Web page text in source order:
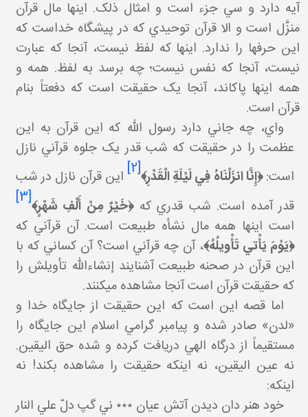
آيه دارد و سي جزء است و امثال ذلک. اينها مال قرآن
منزَّل است و الا قرآن توحيدي که در پيشگاه خداست که
اين حرف ها را ندارد. اينها که لفظ نيست، آنجا که عبارت
نيست، آنجا که نفس نيست؛ چه برسد به لفظ. همه و
همه اينها پاک اند، آنجا يک حقيقت است که دفعتاً بنام
قرآن است.
واي، چه جاني دارد رسول الله که اين قرآن به اين
عظمت را در حقيقت که شب قدر يک جلوه قرآني نازل
است:﴿إِنَّا انزَلْنَاهُ فِي لَيْلَةِ الْقَدْرِ﴾[2]
اين قرآن نازل در شب
قدر آمده است. شب قدري که﴿ خَيْرٌ مِنْ أَلْفِ شَهْرٍ﴾[3]
است اينها همه مال نشأه طبيعت است. آن قرآني که
﴿يَوْمَ يَأْتي‏ تَأْويلُهُ﴾، آن چه قرآني است؟ آن کساني که با
اين قرآن در صحنه طبيعت آشنايند إن شاءالله تأويلش را
که حقيقت قرآن است آنجا مشاهده مي کنند.
اما قصه اين است که اين حقيقت از جايگاه خدا و
«لدن» صادر شده و پيامبر گرامي اسلام اين جايگاه را
مستقيماً از درگاه الهي دريافت کرده و شده حق اليقين.
نه عين اليقين، نه اينکه حقيقت را مشاهده بکند! نه
اينکه:
خود هنر دان ديدن آتش عيان ٭٭٭ ني گپ دلّ علي النار